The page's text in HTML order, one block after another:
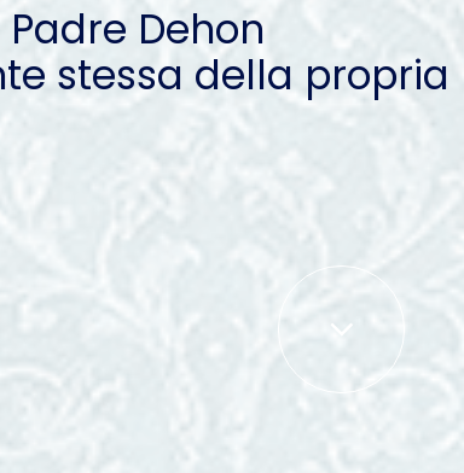
Dehon
stessa della propria